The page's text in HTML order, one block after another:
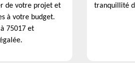
de votre projet et
à votre budget.
75017 et
tranquillité